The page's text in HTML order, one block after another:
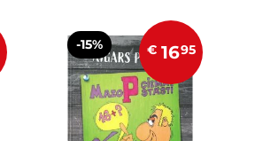
-15% € 1695